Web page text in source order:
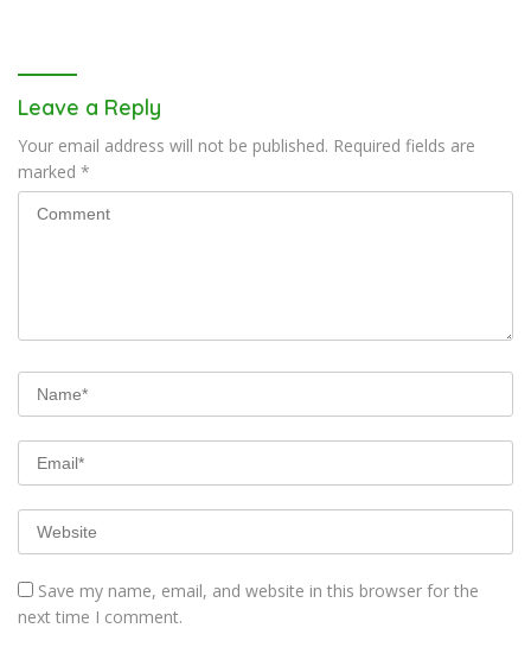
Leave a Reply
Your email address will not be published. Required fields are
marked *
Save my name, email, and website in this browser for the
next time I comment.